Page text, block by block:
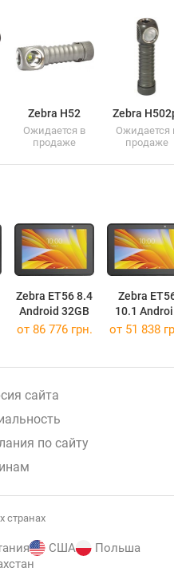
Zebra H52 Zebra
Ожидается в
продаже
Ожидается
продаже
Zebra ET56 8.4
Android 32GB
Zebra
10.1
32GB
от 86 776 грн. от 51 838
сайта
по сайту
странах
США
Польша